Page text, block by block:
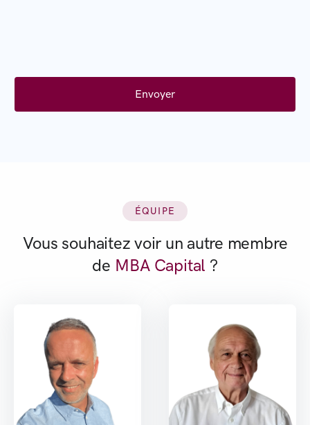
ÉQUIPE
Vous souhaitez voir un autre membre
de MBA Capital ?